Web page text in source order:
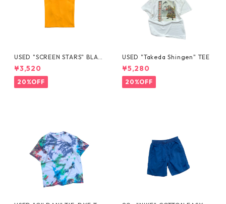
USED "SCREEN STARS" BLAN
K TEE
¥3,520
20%OFF
USED "Takeda Shingen" TEE
¥5,280
20%OFF